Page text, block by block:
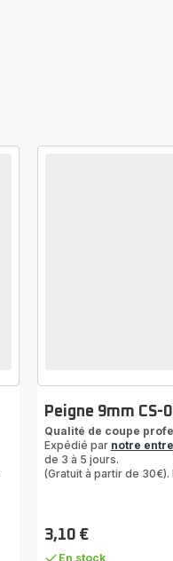
Peigne 9mm CS-
Qualité de coupe
Expédié par notre
de 3 à 5 jours.
(Gratuit à partir de 30€).
Prix
3,10 €
En stock